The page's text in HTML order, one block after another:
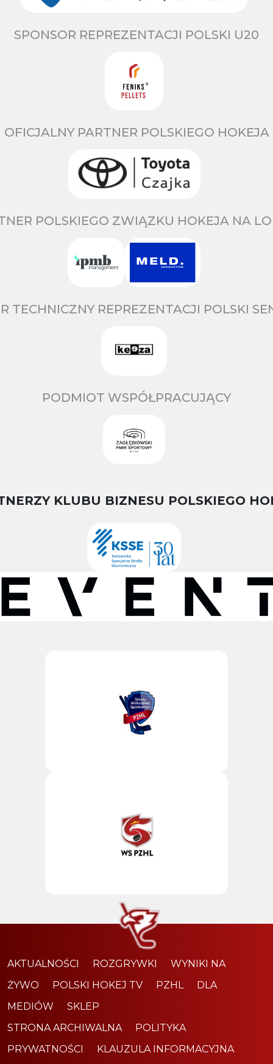
SPONSOR REPREZENTACJI POLSKI U20
OFICJALNY PARTNER POLSKIEGO HOKEJA
POLSKIEGO ZWIĄZKU HOKEJA NA
TECHNICZNY REPREZENTACJI POLSKI
PODMIOT WSPÓŁPRACUJĄCY
KLUBU BIZNESU POLSKIEGO
AKTUALNOŚCI ROZGRYWKI
WYNIKI NA
ŻYWO
POLSKI HOKEJ TV PZHL
DLA
MEDIÓW
SKLEP
STRONA ARCHIWALNA
POLITYKA
PRYWATNOŚCI
KLAUZULA INFORMACYJNA